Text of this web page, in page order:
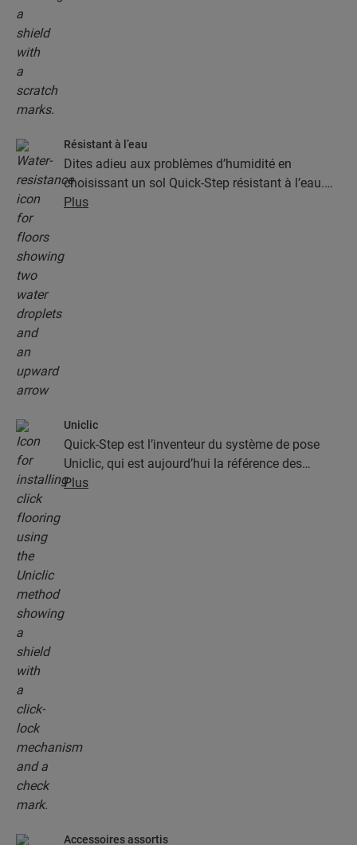
Résistant à l’eau
Dites adieu aux problèmes d’humidité en
choisissant un sol Quick-Step résistant à l’eau.
Ces sols sont non seulement élégants et naturels,
Plus
Uniclic
Quick-Step est l’inventeur du système de pose
Uniclic, qui est aujourd’hui la référence des
systèmes de pose par encliquetage. Utilisez le
Plus
Accessoires assortis